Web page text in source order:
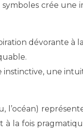
crée une
dévorante à
une
l’océan)
à la fois